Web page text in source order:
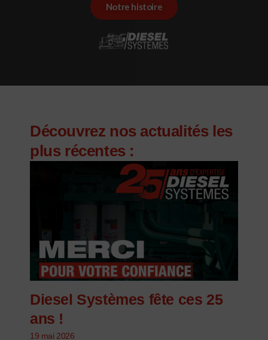
Notre histoire
Découvrez nos actualités les
plus récentes :
Diesel Systèmes fête ces 25
ans !
19 mai 2026